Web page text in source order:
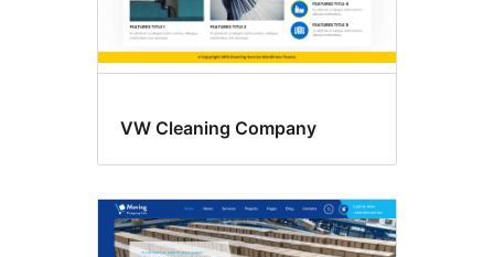
VW Cleaning Company